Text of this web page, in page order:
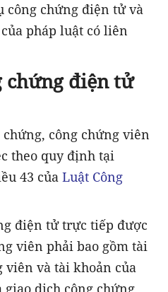
công chứng điện tử và
pháp luật có liên
chứng điện tử
công chứng viên
theo quy định tại
43 của Luật Công
điện tử trực tiếp được
viên phải bao gồm tài
viên và tài khoản của
dịch công chứng